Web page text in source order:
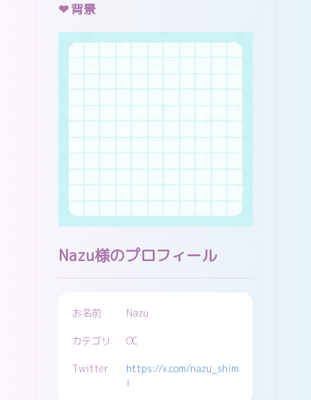
背景
Nazu様のプロフィール
お名前 Nazu
カテゴリ OC
Twitter
https://x.com/nazu_shim
i